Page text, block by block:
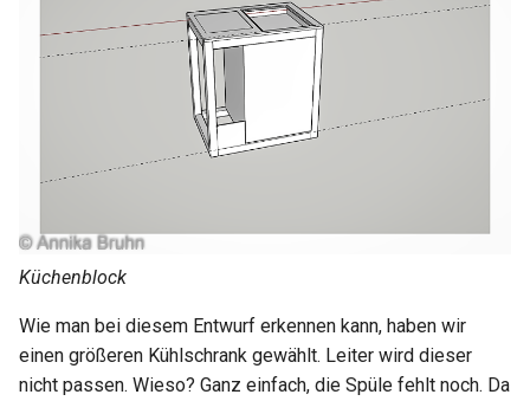
Küchenblock
Wie man bei diesem Entwurf erkennen kann, haben wir
einen größeren Kühlschrank gewählt. Leiter wird dieser
nicht passen. Wieso? Ganz einfach, die Spüle fehlt noch. Da